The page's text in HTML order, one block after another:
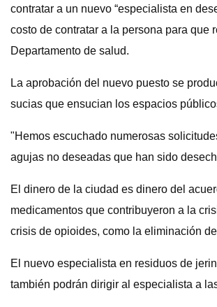
contratar a un nuevo “especialista en
costo de contratar a la persona para que
Departamento de salud.
La aprobación del nuevo puesto se
sucias que ensucian los espacios
"Hemos escuchado numerosas
agujas no deseadas que han sido
El dinero de la ciudad es dinero del
medicamentos que contribuyeron a la
crisis de opioides, como la eliminación
El nuevo especialista en residuos de
también podrán dirigir al especialista a